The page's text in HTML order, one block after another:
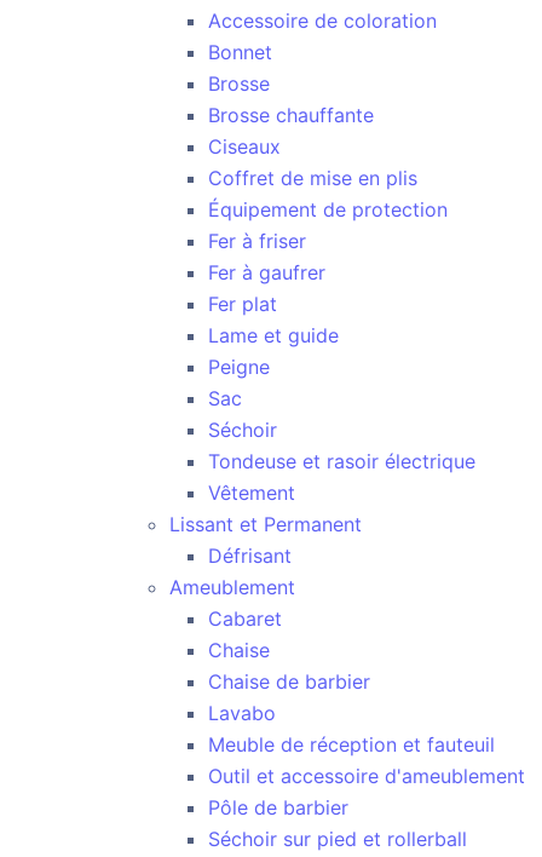
Accessoire de coloration
Bonnet
Brosse
Brosse chauffante
Ciseaux
Coffret de mise en plis
Équipement de protection
Fer à friser
Fer à gaufrer
Fer plat
Lame et guide
Peigne
Sac
Séchoir
Tondeuse et rasoir électrique
Vêtement
Lissant et Permanent
Défrisant
Ameublement
Cabaret
Chaise
Chaise de barbier
Lavabo
Meuble de réception et fauteuil
Outil et accessoire d'ameublement
Pôle de barbier
Séchoir sur pied et rollerball